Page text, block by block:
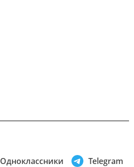
Одноклассники Telegram